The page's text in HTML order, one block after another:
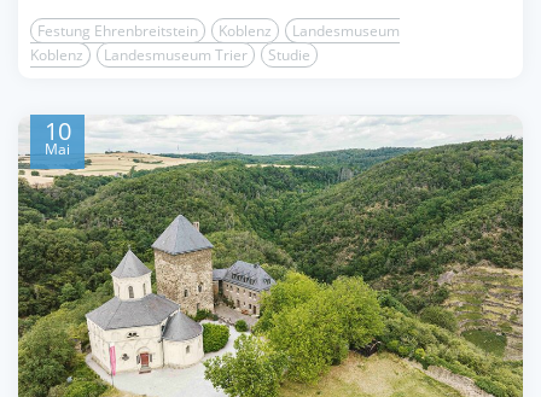
Festung Ehrenbreitstein Koblenz
Landesmuseum
Koblenz
Landesmuseum Trier Studie
10
Mai